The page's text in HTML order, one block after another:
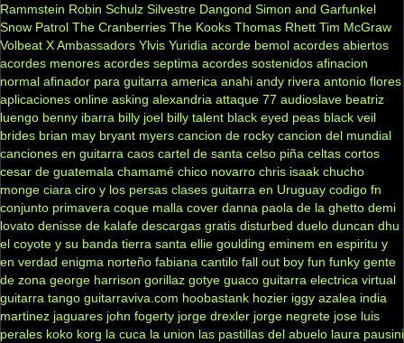
Rammstein Robin Schulz Silvestre Dangond Simon and Garfunkel
Snow Patrol The Cranberries The Kooks Thomas Rhett Tim McGraw
Volbeat X Ambassadors Ylvis Yuridia acorde bemol acordes abiertos
acordes menores acordes septima acordes sostenidos afinacion
normal afinador para guitarra america anahi andy rivera antonio flores
aplicaciones online asking alexandria attaque 77 audioslave beatriz
luengo benny ibarra billy joel billy talent black eyed peas black veil
brides brian may bryant myers cancion de rocky cancion del mundial
canciones en guitarra caos cartel de santa celso piña celtas cortos
cesar de guatemala chamamé chico novarro chris isaak chucho
monge ciara ciro y los persas clases guitarra en Uruguay codigo fn
conjunto primavera coque malla cover danna paola de la ghetto demi
lovato denisse de kalafe descargas gratis disturbed duelo duncan dhu
el coyote y su banda tierra santa ellie goulding eminem en espiritu y
en verdad enigma norteño fabiana cantilo fall out boy fun funky gente
de zona george harrison gorillaz gotye guaco guitarra electrica virtual
guitarra tango guitarraviva.com hoobastank hozier iggy azalea india
martinez jaguares john fogerty jorge drexler jorge negrete jose luis
perales koko korg la cuca la union las pastillas del abuelo laura pausini